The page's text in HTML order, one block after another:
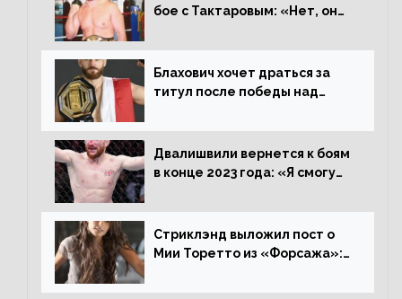
бое с Тактаровым: «Нет, он
Блахович хочет драться за
титул после победы над
увезти пояс в Польшу»
Двалишвили вернется к боям
в конце 2023 года: «Я смогу
Стриклэнд выложил пост о
Мии Торетто из «Форсажа»:
смотреть этот отсталый